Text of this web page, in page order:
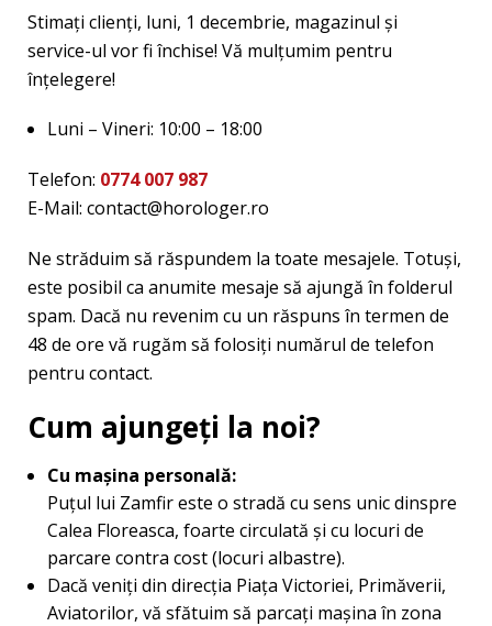
Stimați clienți, luni, 1 decembrie, magazinul și
service-ul vor fi închise! Vă mulțumim pentru
înțelegere!
Luni – Vineri: 10:00 – 18:00
Telefon: 0774 007 987
E-Mail: contact@horologer.ro
Ne străduim să răspundem la toate mesajele. Totuși,
este posibil ca anumite mesaje să ajungă în folderul
spam. Dacă nu revenim cu un răspuns în termen de
48 de ore vă rugăm să folosiți numărul de telefon
pentru contact.
Cum ajungeți la noi?
Cu mașina personală:
Puțul lui Zamfir este o stradă cu sens unic dinspre
Calea Floreasca, foarte circulată și cu locuri de
parcare contra cost (locuri albastre).
Dacă veniți din direcția Piața Victoriei, Primăverii,
Aviatorilor, vă sfătuim să parcați mașina în zona